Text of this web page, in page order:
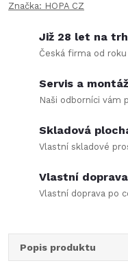
Značka: HOPA CZ
Již 28 let na
Česká firma od roku
Servis a montáž
Naši odborníci vám
Skladová
Vlastní skladové
Vlastní doprava
Vlastní doprava po
Popis produktu